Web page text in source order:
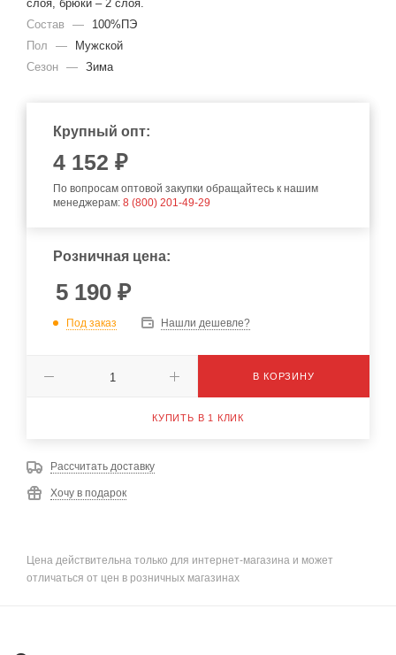
слоя, брюки – 2 слоя.
Состав
—
100%ПЭ
Пол
—
Мужской
Сезон — Зима
Крупный опт:
4 152 ₽
По вопросам оптовой закупки обращайтесь к нашим
менеджерам: 8 (800) 201-49-29
Розничная цена:
5 190 ₽
Под заказ Нашли дешевле?
В КОРЗИНУ
КУПИТЬ В 1 КЛИК
Рассчитать доставку
Хочу в подарок
Цена действительна только для интернет-магазина и может
отличаться от цен в розничных магазинах